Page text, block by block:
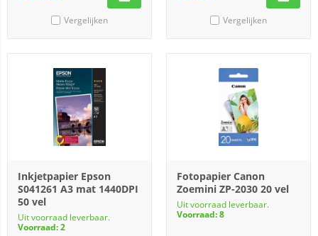
Vergelijken Vergelijken
Inkjetpapier Epson
S041261 A3 mat 1440DPI
50 vel
Uit voorraad leverbaar.
Voorraad: 2
Fotopapier Canon
Zoemini ZP-2030 20 vel
Uit voorraad leverbaar.
Voorraad: 8